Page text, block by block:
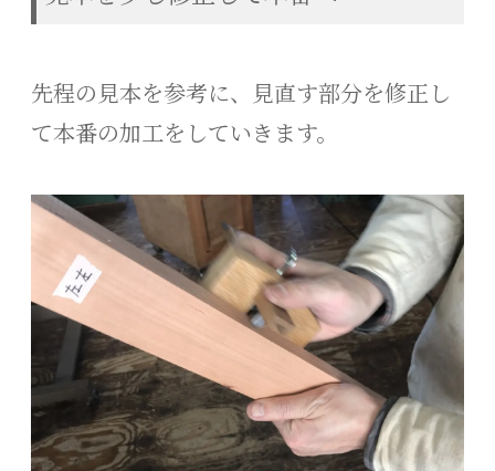
先程の見本を参考に、見直す部分を修正し
て本番の加工をしていきます。